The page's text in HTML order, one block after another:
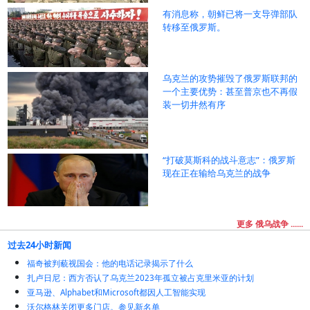
有消息称，朝鲜已将一支导弹部队
转移至俄罗斯。
乌克兰的攻势摧毁了俄罗斯联邦的
一个主要优势：甚至普京也不再假
装一切井然有序
“打破莫斯科的战斗意志”：俄罗斯
现在正在输给乌克兰的战争
更多 俄乌战争 ......
过去24小时新闻
福奇被判藐视国会：他的电话记录揭示了什么
扎卢日尼：西方否认了乌克兰2023年孤立被占克里米亚的计划
亚马逊、Alphabet和Microsoft都因人工智能实现
沃尔格林关闭更多门店。参见新名单